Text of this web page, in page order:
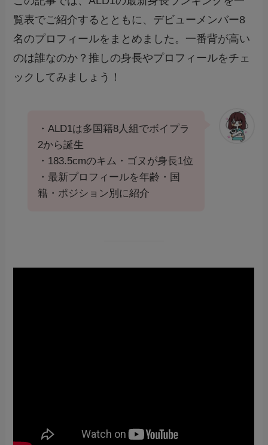
覧表でご紹介するとともに、デビューメンバー8
名のプロフィールをまとめました。一番背が高い
のは誰なのか？推しの身長やプロフィールをチェ
ックしてみましょう！
・ALD1は多国籍8人組でボイプラ
2から誕生
・183.5cmのキム・ゴヌが身長1位
・最新プロフィールを年齢・国
籍・ポジション別に紹介